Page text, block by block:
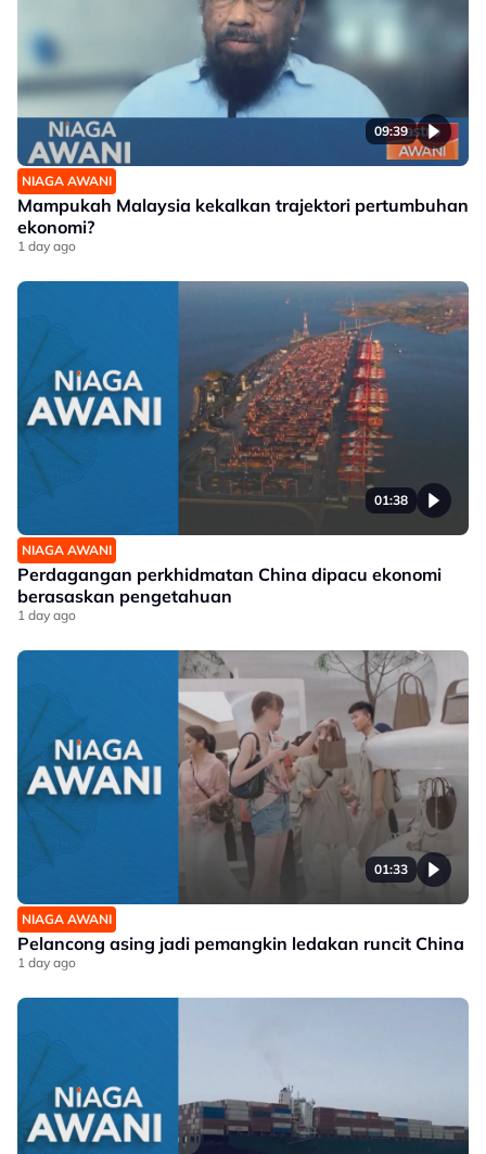
09:39
NIAGA AWANI
Mampukah Malaysia kekalkan trajektori pertumbuhan
ekonomi?
1 day ago
01:38
NIAGA AWANI
Perdagangan perkhidmatan China dipacu ekonomi
berasaskan pengetahuan
1 day ago
01:33
NIAGA AWANI
Pelancong asing jadi pemangkin ledakan runcit China
1 day ago